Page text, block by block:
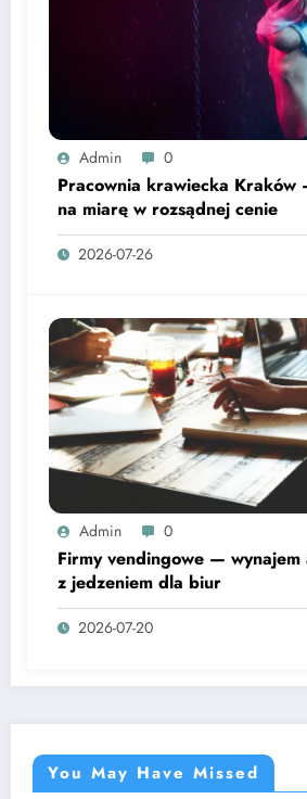
Admin 0
Pracownia krawiecka Kraków
na miarę w rozsądnej cenie
2026-07-26
Admin 0
Firmy vendingowe — wynajem
z jedzeniem dla biur
2026-07-20
You May Have Missed